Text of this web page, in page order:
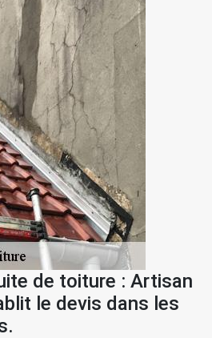
de toiture : Artisan
le devis dans les